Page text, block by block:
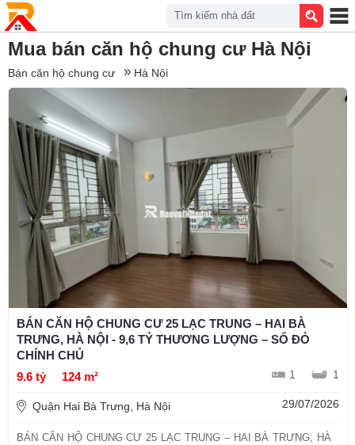
Mua bán căn hộ chung cư Hà Nội
Bán căn hộ chung cư Hà Nội
BÁN CĂN HỘ CHUNG CƯ 25 LẠC TRUNG – HAI BÀ
TRƯNG, HÀ NỘI - 9,6 TỶ THƯƠNG LƯỢNG – SỔ ĐỎ
CHÍNH CHỦ
9.6 tỷ
124 m² 1 1
Quận Hai Bà Trưng, Hà Nội 29/07/2026
BÁN CĂN HỘ CHUNG CƯ 25 LẠC TRUNG – HAI BÀ TRƯNG, HÀ
Tìm kiếm nhà đất